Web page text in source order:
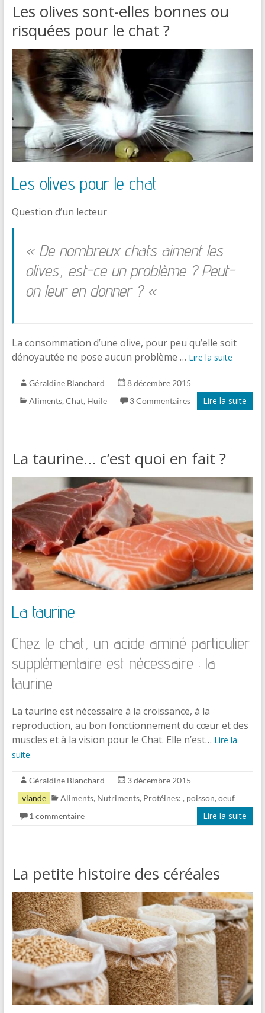
Les olives sont-elles bonnes ou
risquées pour le chat ?
Les olives pour le chat
Question d’un lecteur
« De nombreux chats aiment les
olives, est-ce un problème ? Peut-
on leur en donner ? «
La consommation d’une olive, pour peu qu’elle soit
dénoyautée ne pose aucun problème … Lire la suite
Géraldine Blanchard
8 décembre 2015
Aliments, Chat, Huile 3 Commentaires Lire la suite
La taurine… c’est quoi en fait ?
La taurine
Chez le chat, un acide aminé particulier
supplémentaire est nécessaire : la
taurine
La taurine est nécessaire à la croissance, à la
reproduction, au bon fonctionnement du cœur et des
muscles et à la vision pour le Chat. Elle n’est… Lire la
suite
Géraldine Blanchard
3 décembre 2015
Aliments, Nutriments, Protéines:
viande
, poisson, oeuf
1 commentaire
Lire la suite
La petite histoire des céréales